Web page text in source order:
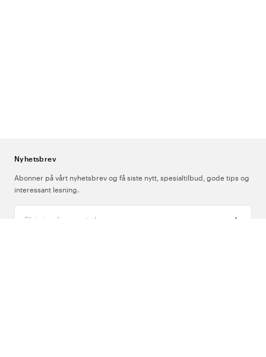
Nyhetsbrev
Abonner på vårt nyhetsbrev og få siste nytt, spesialtilbud, gode tips og
interessant lesning.